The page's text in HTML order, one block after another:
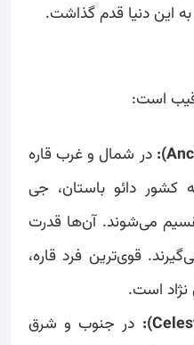
این دنیا قدم گذاشت.
است:
در شمال و غرب قاره
دائو باستان، جی
می‌شوند. آن‌ها قدرت
قوی‌ترین فرد قاره،
نژاد است.
در جنوب و شرق